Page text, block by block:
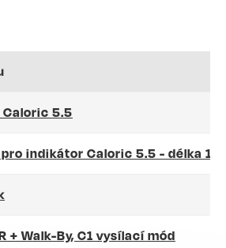
5.5
indikátor Caloric 5.5 - délka 1,5
+ Walk-By, C1 vysílací mód